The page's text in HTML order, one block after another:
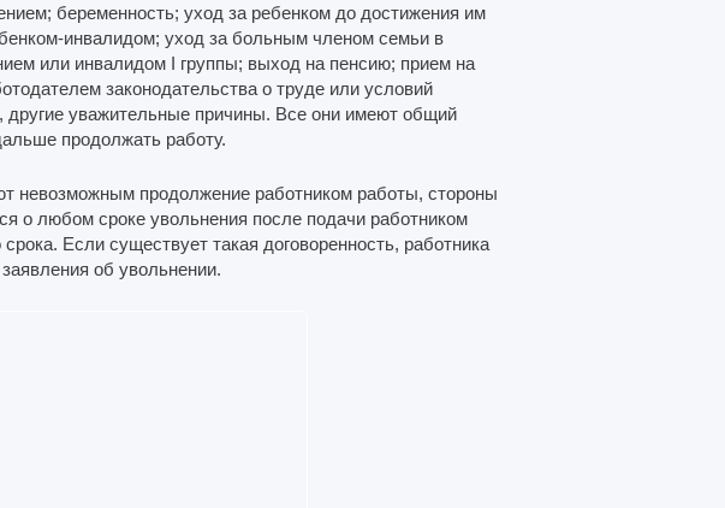
беременность; уход за ребенком до достижения им
инвалидом; уход за больным членом семьи в
или инвалидом I группы; выход на пенсию; прием на
законодательства о труде или условий
другие уважительные причины. Все они имеют общий
продолжать работу.
невозможным продолжение работником работы, стороны
о любом сроке увольнения после подачи работником
Если существует такая договоренность, работника
об увольнении.